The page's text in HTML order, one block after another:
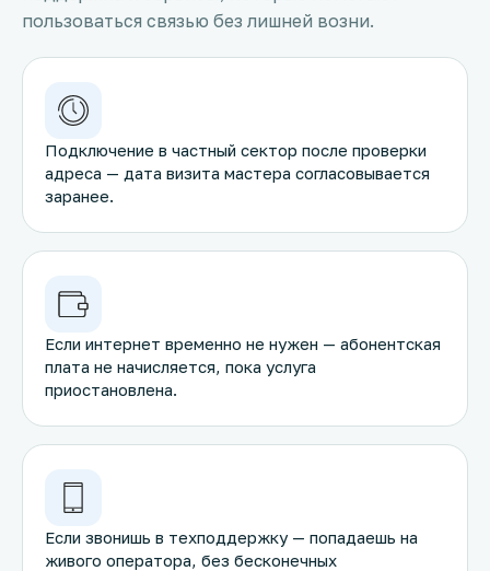
пользоваться связью без лишней возни.
Подключение в частный сектор после проверки
адреса — дата визита мастера согласовывается
заранее.
Если интернет временно не нужен — абонентская
плата не начисляется, пока услуга
приостановлена.
Если звонишь в техподдержку — попадаешь на
живого оператора, без бесконечных